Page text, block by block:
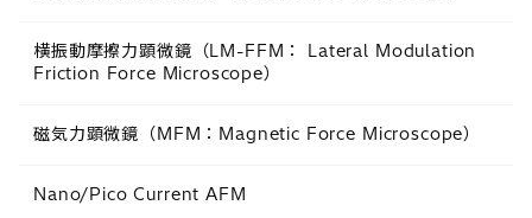
横振動摩擦力顕微鏡（LM-FFM： Lateral Modulation
Friction Force Microscope）
磁気力顕微鏡（MFM：Magnetic Force Microscope）
Nano/Pico Current AFM